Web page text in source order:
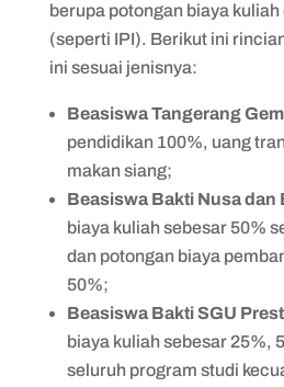
berupa potongan biaya
(seperti IPI). Berikut ini
ini sesuai jenisnya:
Beasiswa Tangerang
pendidikan 100%, uang
makan siang;
Beasiswa Bakti Nusa dan
biaya kuliah sebesar 50%
dan potongan biaya
50%;
Beasiswa Bakti SGU
biaya kuliah sebesar 25%,
seluruh program studi